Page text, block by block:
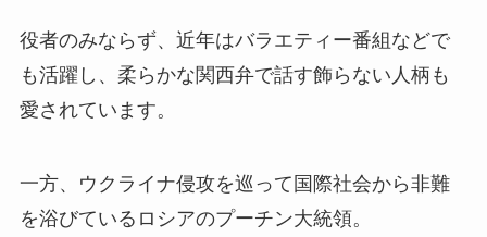
役者のみならず、近年はバラエティー番組などで
も活躍し、柔らかな関西弁で話す飾らない人柄も
愛されています。
一方、ウクライナ侵攻を巡って国際社会から非難
を浴びているロシアのプーチン大統領。